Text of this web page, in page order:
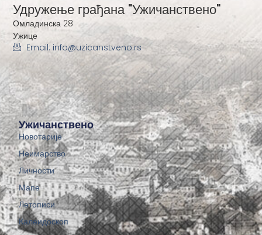
Ужичанствено
Новотарије
Неимарство
Личности
Мапе
Летописи
Калеидоскоп
Удружење грађана "Ужичанствено"
Омладинска 28
Ужице
Email: info@uzicanstveno.rs